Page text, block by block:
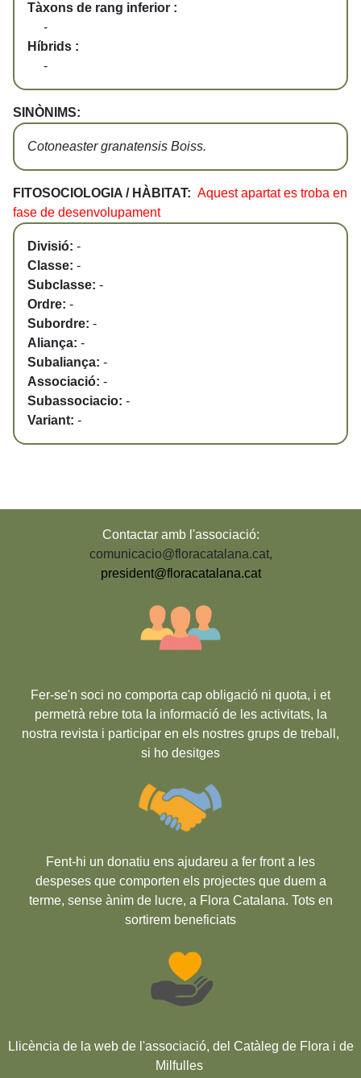
Tàxons de rang inferior :
-
Híbrids :
-
SINÒNIMS:
Cotoneaster granatensis Boiss.
FITOSOCIOLOGIA / HÀBITAT: Aquest apartat es troba en
fase de desenvolupament
Divisió: -
Classe: -
Subclasse: -
Ordre: -
Subordre: -
Aliança: -
Subaliança: -
Associació: -
Subassociacio: -
Variant: -
Contactar amb l'associació:
comunicacio@floracatalana.cat,
president@floracatalana.cat
Fer-se'n soci no comporta cap obligació ni quota, i et
permetrà rebre tota la informació de les activitats, la
nostra revista i participar en els nostres grups de treball,
si ho desitges
Fent-hi un donatiu ens ajudareu a fer front a les
despeses que comporten els projectes que duem a
terme, sense ànim de lucre, a Flora Catalana. Tots en
sortirem beneficiats
Llicència de la web de l'associació, del Catàleg de Flora i de
Milfulles